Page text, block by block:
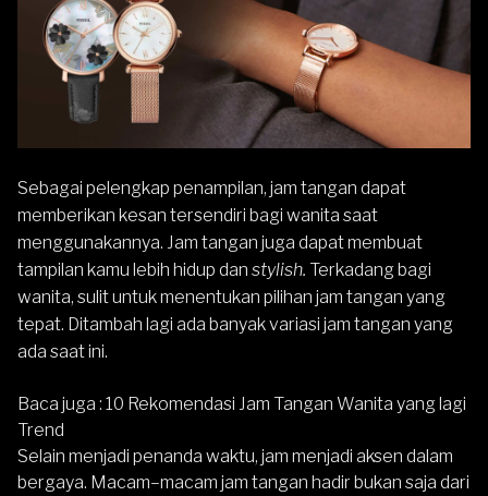
Sebagai pelengkap penampilan, jam tangan dapat
memberikan kesan tersendiri bagi wanita saat
menggunakannya. Jam tangan juga dapat membuat
tampilan kamu lebih hidup dan stylish. Terkadang bagi
wanita, sulit untuk menentukan pilihan jam tangan yang
tepat. Ditambah lagi ada banyak variasi jam tangan yang
ada saat ini.
Baca juga : 10 Rekomendasi Jam Tangan Wanita yang lagi
Trend
Selain menjadi penanda waktu, jam menjadi aksen dalam
bergaya. Macam–macam jam tangan hadir bukan saja dari